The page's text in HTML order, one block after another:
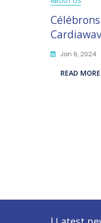
Jan 9, 2024
READ MORE